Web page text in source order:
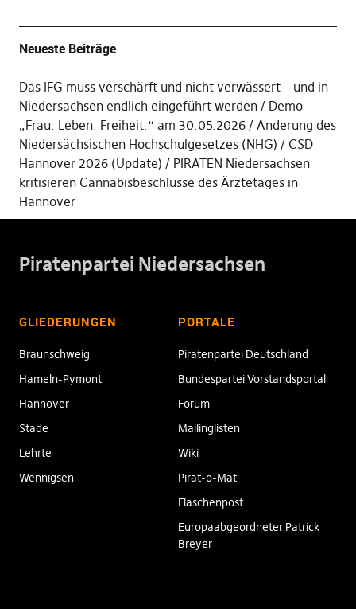
Neueste Beiträge
Das IFG muss verschärft und nicht verwässert – und in
Niedersachsen endlich eingeführt werden
Demo
„Frau. Leben. Freiheit.“ am 30.05.2026
Änderung des
Niedersächsischen Hochschulgesetzes (NHG)
CSD
Hannover 2026 (Update)
PIRATEN Niedersachsen
kritisieren Cannabisbeschlüsse des Ärztetages in
Hannover
Piratenpartei Niedersachsen
GLIEDERUNGEN
Braunschweig
Hameln-Pymont
Hannover
Stade
Lehrte
Wennigsen
PORTALE
Piratenpartei Deutschland
Bundespartei Vorstandsportal
Forum
Mailinglisten
Wiki
Pirat-o-Mat
Flaschenpost
Europaabgeordneter Patrick
Breyer